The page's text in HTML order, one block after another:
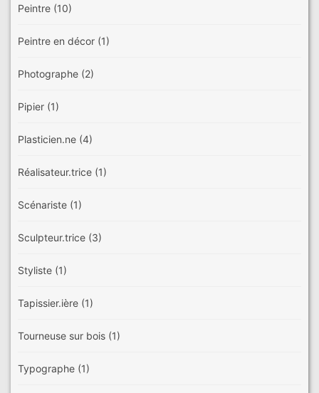
Peintre (10)
Peintre en décor (1)
Photographe (2)
Pipier (1)
Plasticien.ne (4)
Réalisateur.trice (1)
Scénariste (1)
Sculpteur.trice (3)
Styliste (1)
Tapissier.ière (1)
Tourneuse sur bois (1)
Typographe (1)